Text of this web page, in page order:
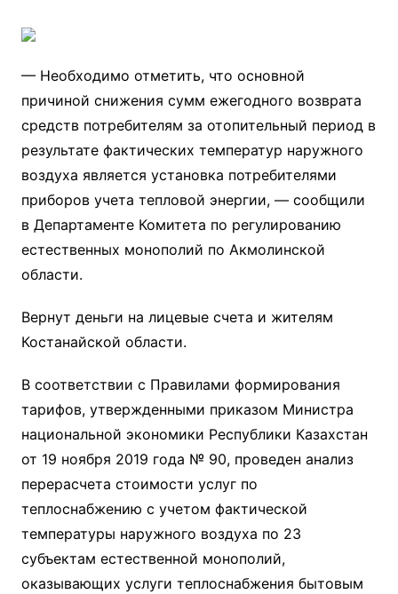
— Необходимо отметить, что основной
причиной снижения сумм ежегодного возврата
средств потребителям за отопительный период в
результате фактических температур наружного
воздуха является установка потребителями
приборов учета тепловой энергии, — сообщили
в Департаменте Комитета по регулированию
естественных монополий по Акмолинской
области.
Вернут деньги на лицевые счета и жителям
Костанайской области.
В соответствии с Правилами формирования
тарифов, утвержденными приказом Министра
национальной экономики Республики Казахстан
от 19 ноября 2019 года № 90, проведен анализ
перерасчета стоимости услуг по
теплоснабжению с учетом фактической
температуры наружного воздуха по 23
субъектам естественной монополий,
оказывающих услуги теплоснабжения бытовым